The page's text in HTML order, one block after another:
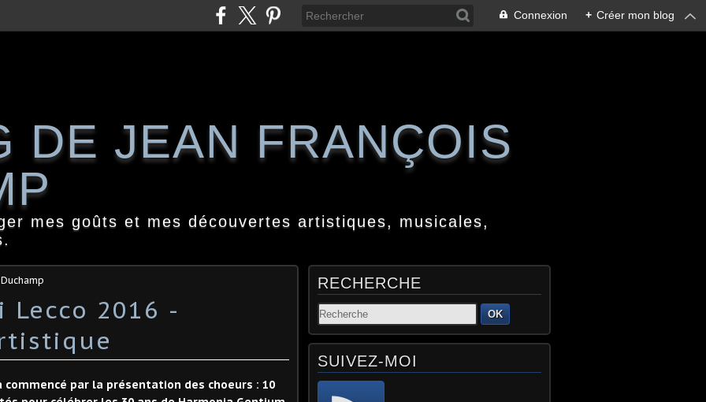
Connexion + Créer mon blog
DE JEAN FRANÇOIS
mes goûts et mes découvertes artistiques, musicales,
2016 -
commencé par la présentation des choeurs : 10
RECHERCHE
OK
SUIVEZ-MOI